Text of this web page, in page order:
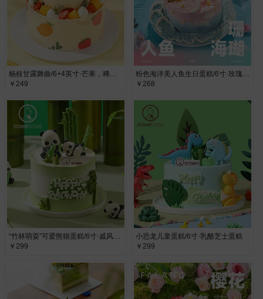
杨枝甘露舞曲/6+4英寸·芒果，稀奶油，鸡蛋，芒果果酱
￥249
粉色海洋美人鱼生日蛋糕/6寸·玫瑰奶油 白桃果肉
￥268
“竹林萌耍”可爱熊猫蛋糕/6寸·戚风蛋糕
￥299
小恐龙儿童蛋糕/6寸·乳酪芝士蛋糕
￥299